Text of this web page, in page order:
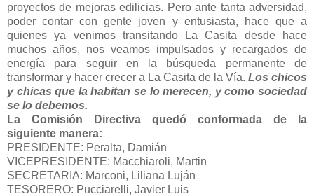
proyectos de mejoras edilicias. Pero ante tanta adversidad,
poder contar con gente joven y entusiasta, hace que a
quienes ya venimos transitando La Casita desde hace
muchos años, nos veamos impulsados y recargados de
energía para seguir en la búsqueda permanente de
transformar y hacer crecer a La Casita de la Vía. Los chicos
y chicas que la habitan se lo merecen, y como sociedad
se lo debemos.
La Comisión Directiva quedó conformada de la
siguiente manera:
PRESIDENTE: Peralta, Damián
VICEPRESIDENTE: Macchiaroli, Martin
SECRETARIA: Marconi, Liliana Luján
TESORERO: Pucciarelli, Javier Luis